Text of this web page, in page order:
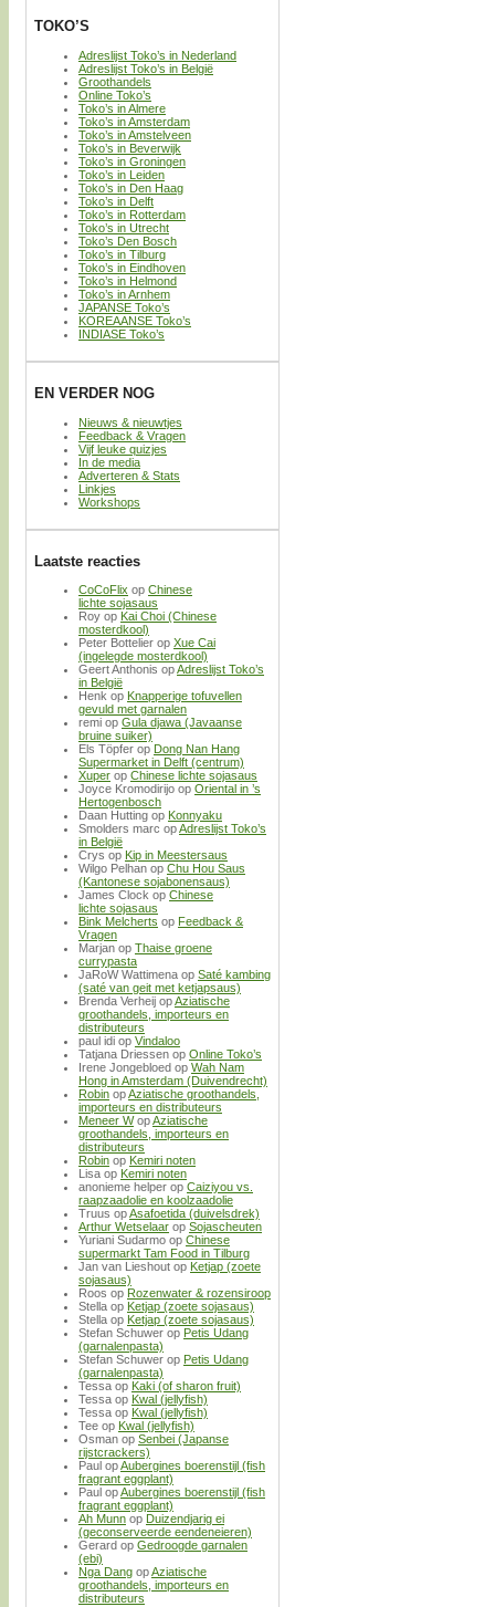
TOKO’S
Adreslijst Toko’s in Nederland
Adreslijst Toko’s in België
Groothandels
Online Toko’s
Toko’s in Almere
Toko’s in Amsterdam
Toko’s in Amstelveen
Toko’s in Beverwijk
Toko’s in Groningen
Toko’s in Leiden
Toko’s in Den Haag
Toko’s in Delft
Toko’s in Rotterdam
Toko’s in Utrecht
Toko’s Den Bosch
Toko’s in Tilburg
Toko’s in Eindhoven
Toko’s in Helmond
Toko’s in Arnhem
JAPANSE Toko’s
KOREAANSE Toko’s
INDIASE Toko’s
EN VERDER NOG
Nieuws & nieuwtjes
Feedback & Vragen
Vijf leuke quizjes
In de media
Adverteren & Stats
Linkjes
Workshops
Laatste reacties
CoCoFlix op Chinese
lichte sojasaus
Roy op Kai Choi (Chinese
mosterdkool)
Peter Bottelier op Xue Cai
(ingelegde mosterdkool)
Geert Anthonis opAdreslijst Toko’s
in België
Henk op Knapperige tofuvellen
gevuld met garnalen
remi op Gula djawa (Javaanse
bruine suiker)
Els Töpfer op Dong Nan Hang
Supermarket in Delft (centrum)
Xuper op Chinese lichte sojasaus
Joyce Kromodirijo op Oriental in ’s
Hertogenbosch
Daan Hutting op Konnyaku
Smolders marc opAdreslijst Toko’s
in België
Crys op Kip in Meestersaus
Wilgo Pelhan op Chu Hou Saus
(Kantonese sojabonensaus)
James Clock op Chinese
lichte sojasaus
Bink Melcherts op Feedback &
Vragen
Marjan op Thaise groene
currypasta
JaRoW Wattimena op Saté kambing
(saté van geit met ketjapsaus)
Brenda Verheij opAziatische
groothandels, importeurs en
distributeurs
paul idi op Vindaloo
Tatjana Driessen op Online Toko’s
Irene Jongebloed op Wah Nam
Hong in Amsterdam (Duivendrecht)
Robin opAziatische groothandels,
importeurs en distributeurs
Meneer WopAziatische
groothandels, importeurs en
distributeurs
Robin op Kemiri noten
Lisa op Kemiri noten
anonieme helper op Caiziyou vs.
raapzaadolie en koolzaadolie
Truus opAsafoetida (duivelsdrek)
Arthur Wetselaar op Sojascheuten
Yuriani Sudarmo op Chinese
supermarkt Tam Food in Tilburg
Jan van Lieshout op Ketjap (zoete
sojasaus)
Roos op Rozenwater & rozensiroop
Stella op Ketjap (zoete sojasaus)
Stella op Ketjap (zoete sojasaus)
Stefan Schuwer op Petis Udang
(garnalenpasta)
Stefan Schuwer op Petis Udang
(garnalenpasta)
Tessa op Kaki (of sharon fruit)
Tessa op Kwal (jellyfish)
Tessa op Kwal (jellyfish)
Tee op Kwal (jellyfish)
Osman op Senbei (Japanse
rijstcrackers)
Paul opAubergines boerenstijl (fish
fragrant eggplant)
Paul opAubergines boerenstijl (fish
fragrant eggplant)
Ah Munn op Duizendjarig ei
(geconserveerde eendeneieren)
Gerard op Gedroogde garnalen
(ebi)
Nga Dang opAziatische
groothandels, importeurs en
distributeurs